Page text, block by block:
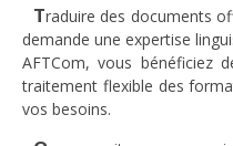
Traduire des documents
demande une expertise
AFTCom, vous bénéficiez
traitement flexible des
vos besoins.